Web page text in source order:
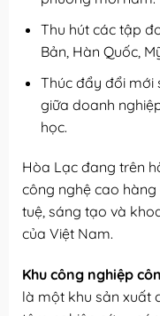
Thu hút các tập
Bản, Hàn Quốc,
Thúc đẩy đổi mới
giữa doanh
học.
Hòa Lạc đang trên
công nghệ cao
tuệ, sáng tạo và
của Việt Nam.
Khu công nghiệp
là một khu sản xuất